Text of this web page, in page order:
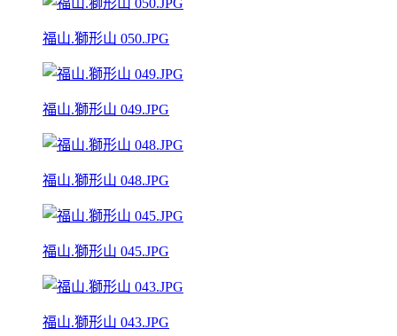
福山.獅形山 050.JPG
福山.獅形山 049.JPG
福山.獅形山 048.JPG
福山.獅形山 045.JPG
福山.獅形山 043.JPG